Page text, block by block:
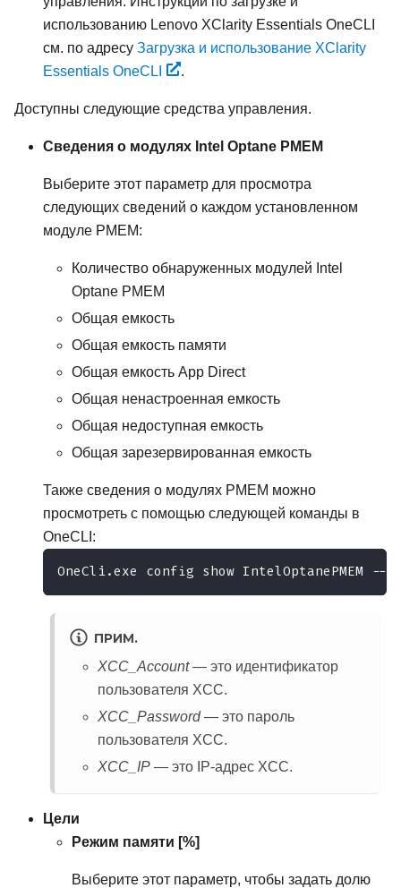
использованию Lenovo XClarity Essentials OneCLI
см. по адресу Загрузка и использование XClarity
Essentials OneCLI
.
Доступны следующие средства управления.
Сведения о модулях Intel Optane PMEM
Выберите этот параметр для просмотра
следующих сведений о каждом установленном
модуле PMEM:
Количество обнаруженных модулей Intel
Optane PMEM
Общая емкость
Общая емкость памяти
Общая емкость App Direct
Общая ненастроенная емкость
Общая недоступная емкость
Общая зарезервированная емкость
Также сведения о модулях PMEM можно
просмотреть с помощью следующей команды в
OneCLI:
OneCli.exe config show IntelOptanePMEM --bmc
ПРИМ.
XCC_Account— это идентификатор
пользователя XCC.
XCC_Password— это пароль
пользователя XCC.
XCC_IP — это IP-адрес XCC.
Цели
Режим памяти [%]
Выберите этот параметр, чтобы задать долю